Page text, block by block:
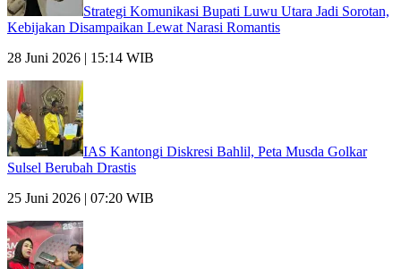
Strategi Komunikasi Bupati Luwu Utara Jadi Sorotan,
Kebijakan Disampaikan Lewat Narasi Romantis
28 Juni 2026 | 15:14 WIB
IAS Kantongi Diskresi Bahlil, Peta Musda Golkar
Sulsel Berubah Drastis
25 Juni 2026 | 07:20 WIB